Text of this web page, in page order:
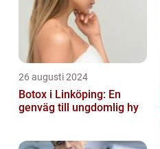
26 augusti 2024
Botox i Linköping: En
genväg till ungdomlig hy